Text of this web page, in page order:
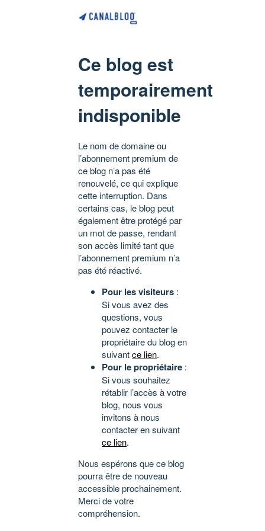
Ce blog est
temporairement
indisponible
Le nom de domaine ou
l’abonnement premium de
ce blog n’a pas été
renouvelé, ce qui explique
cette interruption. Dans
certains cas, le blog peut
également être protégé par
un mot de passe, rendant
son accès limité tant que
l’abonnement premium n’a
pas été réactivé.
Pour les visiteurs :
Si vous avez des
questions, vous
pouvez contacter le
propriétaire du blog en
suivantce lien.
Pour le propriétaire :
Si vous souhaitez
rétablir l’accès à votre
blog, nous vous
invitons à nous
contacter en suivant
ce lien.
Nous espérons que ce blog
pourra être de nouveau
accessible prochainement.
Merci de votre
compréhension.